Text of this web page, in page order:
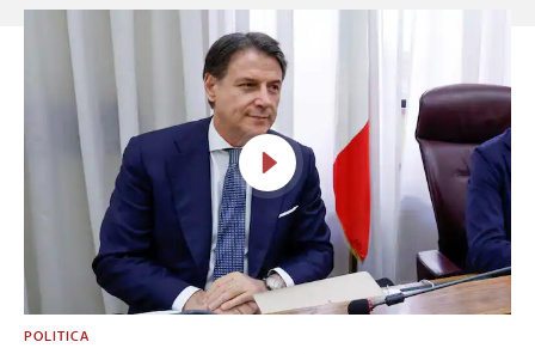
POLITICA